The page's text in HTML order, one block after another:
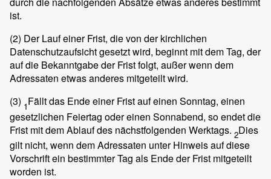
ist.
(2) Der Lauf einer Frist, die von der kirchlichen
Datenschutzaufsicht gesetzt wird, beginnt mit dem Tag, der
auf die Bekanntgabe der Frist folgt, außer wenn dem
Adressaten etwas anderes mitgeteilt wird.
(3) 1Fällt das Ende einer Frist auf einen Sonntag, einen
gesetzlichen Feiertag oder einen Sonnabend, so endet die
Frist mit dem Ablauf des nächstfolgenden Werktags. 2Dies
gilt nicht, wenn dem Adressaten unter Hinweis auf diese
Vorschrift ein bestimmter Tag als Ende der Frist mitgeteilt
worden ist.